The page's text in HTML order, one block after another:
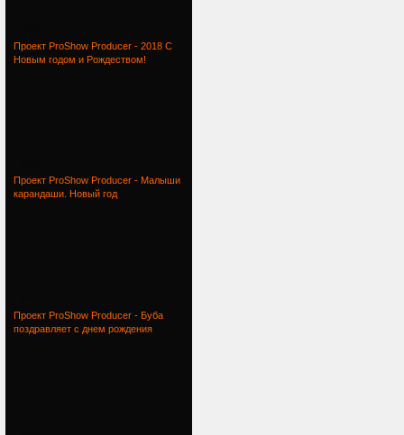
Проект ProShow Producer - 2018 С
Новым годом и Рождеством!
Проект ProShow Producer - Малыши
карандаши. Новый год
Проект ProShow Producer - Буба
поздравляет с днем рождения